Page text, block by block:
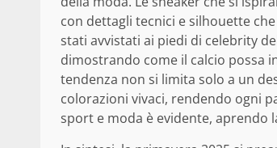
con dettagli tecnici e silhouette
stati avvistati ai piedi di celebrity
dimostrando come il calcio possa
tendenza non si limita solo a un
colorazioni vivaci, rendendo ogni
sport e moda è evidente, aprendo